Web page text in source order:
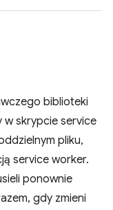
biblioteki
skrypcie service
pliku,
service worker.
ponownie
gdy zmieni